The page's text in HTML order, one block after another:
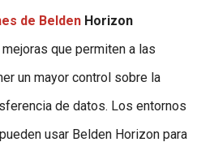
de Belden Horizon
que permiten a las
un mayor control sobre la
de datos. Los entornos
usar Belden Horizon para